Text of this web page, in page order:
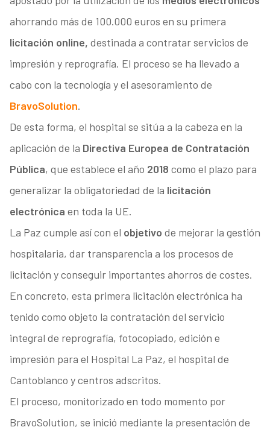
ahorrando más de 100.000 euros en su primera
licitación online, destinada a contratar servicios de
impresión y reprografía. El proceso se ha llevado a
cabo con la tecnología y el asesoramiento de
BravoSolution.
De esta forma, el hospital se sitúa a la cabeza en la
aplicación de la Directiva Europea de Contratación
Pública, que establece el año 2018 como el plazo para
generalizar la obligatoriedad de la licitación
electrónica en toda la UE.
La Paz cumple así con el objetivo de mejorar la gestión
hospitalaria, dar transparencia a los procesos de
licitación y conseguir importantes ahorros de costes.
En concreto, esta primera licitación electrónica ha
tenido como objeto la contratación del servicio
integral de reprografía, fotocopiado, edición e
impresión para el Hospital La Paz, el hospital de
Cantoblanco y centros adscritos.
El proceso, monitorizado en todo momento por
BravoSolution, se inició mediante la presentación de